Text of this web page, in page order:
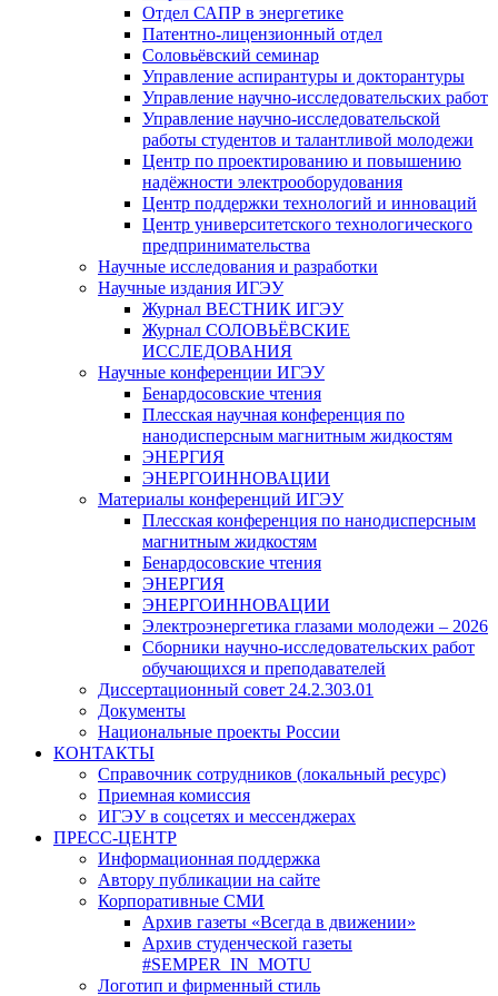
Отдел САПР в энергетике
Патентно-лицензионный отдел
Соловьёвский семинар
Управление аспирантуры и докторантуры
Управление научно-исследовательских работ
Управление научно-исследовательской
работы студентов и талантливой молодежи
Центр по проектированию и повышению
надёжности электрооборудования
Центр поддержки технологий и инноваций
Центр университетского технологического
предпринимательства
Научные исследования и разработки
Научные издания ИГЭУ
Журнал ВЕСТНИК ИГЭУ
Журнал СОЛОВЬЁВСКИЕ
ИССЛЕДОВАНИЯ
Научные конференции ИГЭУ
Бенардосовские чтения
Плесская научная конференция по
нанодисперсным магнитным жидкостям
ЭНЕРГИЯ
ЭНЕРГОИННОВАЦИИ
Материалы конференций ИГЭУ
Плесская конференция по нанодисперсным
магнитным жидкостям
Бенардосовские чтения
ЭНЕРГИЯ
ЭНЕРГОИННОВАЦИИ
Электроэнергетика глазами молодежи – 2026
Сборники научно-исследовательских работ
обучающихся и преподавателей
Диссертационный совет 24.2.303.01
Документы
Национальные проекты России
КОНТАКТЫ
Cправочник сотрудников (локальный ресурс)
Приемная комиссия
ИГЭУ в соцсетях и мессенджерах
ПРЕСС-ЦЕНТР
Информационная поддержка
Автору публикации на сайте
Корпоративные СМИ
Архив газеты «Всегда в движении»
Архив студенческой газеты
#SEMPER_IN_MOTU
Логотип и фирменный стиль